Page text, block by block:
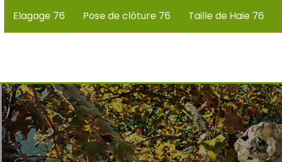
Elagage 76 Pose de clôture 76 Taille de Haie 76